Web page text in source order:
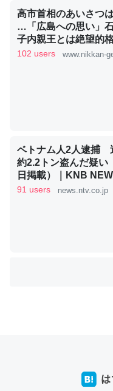
論文では「淡水はカル
利だから両方が拮抗
いる鋏角類（カブトガ
ずキチンを強化してる
─ニュース :: 【研究発表
これを元に考えるとカ
類は苦労してるんだな
ジになったり努力して
─ニュース :: 【研究発表
高市首相のあいさつ
…「広島への思い」
子内親王とは絶望的
ダイDIGITAL
102 users www.nikkan-
ベトナム人2人逮捕
約2.2トン盗んだ疑い
日掲載）｜KNB
91 users news.ntv.co.jp